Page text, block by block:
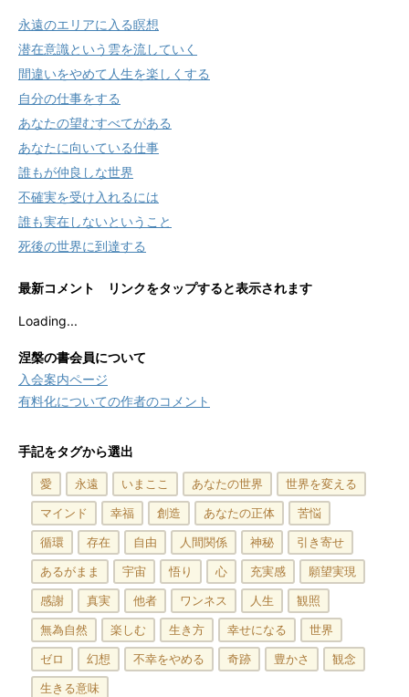
永遠のエリアに入る瞑想
潜在意識という雲を流していく
間違いをやめて人生を楽しくする
自分の仕事をする
あなたの望むすべてがある
あなたに向いている仕事
誰もが仲良しな世界
不確実を受け入れるには
誰も実在しないということ
死後の世界に到達する
最新コメント リンクをタップすると表示されます
Loading...
涅槃の書会員について
入会案内ページ
有料化についての作者のコメント
手記をタグから選出
愛 永遠 いまここ あなたの世界
世界を変える
マインド
幸福 創造 あなたの正体
苦悩
循環
存在 自由 人間関係 神秘
引き寄せ
あるがまま
宇宙 悟り 心 充実感
願望実現
感謝
真実 他者 ワンネス 人生
観照
無為自然
楽しむ 生き方 幸せになる
世界
ゼロ
幻想 不幸をやめる 奇跡 豊かさ
観念
生きる意味